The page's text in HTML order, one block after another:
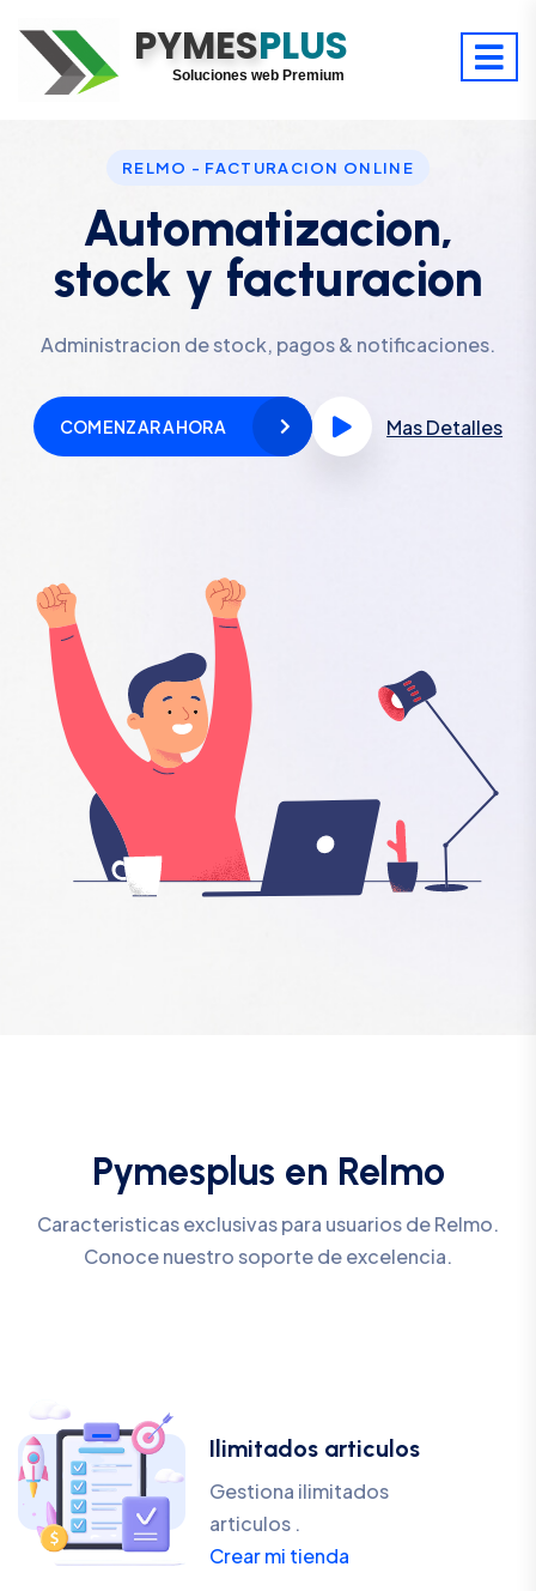
PYMESPLUS
Digitaliza tu éxito
Soluciones web Premium
RELMO - FACTURACION ONLINE
Automatizacion,
stock y facturacion
Administracion de stock, pagos & notificaciones.
COMENZAR AHORA Mas Detalles
Pymesplus en Relmo
Caracteristicas exclusivas para usuarios de Relmo.
Conoce nuestro soporte de excelencia.
Ilimitados articulos
Gestiona ilimitados
articulos .
Crear mi tienda